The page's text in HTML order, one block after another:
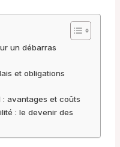
un débarras
et obligations
avantages et coûts
: le devenir des